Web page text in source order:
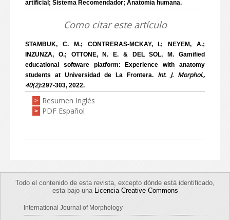
artificial; Sistema Recomendador; Anatomía humana.
Como citar este artículo
STAMBUK, C. M.; CONTRERAS-MCKAY, I.; NEYEM, A.;
INZUNZA, O.; OTTONE, N. E. & DEL SOL, M. Gamified
educational software platform: Experience with anatomy
students at Universidad de La Frontera. Int. J. Morphol.,
40(2):297-303, 2022.
> Resumen Inglés
> PDF Español
Todo el contenido de esta revista, excepto dónde está identificado,
esta bajo una Licencia Creative Commons
International Journal of Morphology